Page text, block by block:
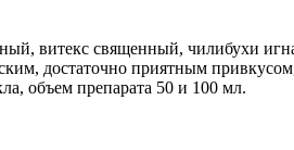
витекс священный, чилибухи
достаточно приятным
объем препарата 50 и 100 мл.